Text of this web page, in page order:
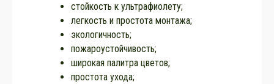
стойкость к ультрафиолету;
легкость и простота монтажа;
экологичность;
пожароустойчивость;
широкая палитра цветов;
простота ухода;